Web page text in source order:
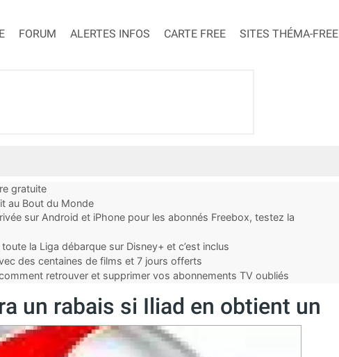
FORUM ALERTES INFOS CARTE FREE SITES THÉMA-FREE
gratuite
au Bout du Monde
sur Android et iPhone pour les abonnés Freebox, testez la
la Liga débarque sur Disney+ et c’est inclus
des centaines de films et 7 jours offerts
retrouver et supprimer vos abonnements TV oubliés
un rabais si Iliad en obtient un